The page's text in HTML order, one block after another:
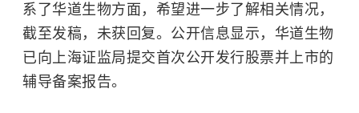
系了华道生物方面，希望进一步了解相关情况，
截至发稿，未获回复。公开信息显示，华道生物
已向上海证监局提交首次公开发行股票并上市的
辅导备案报告。